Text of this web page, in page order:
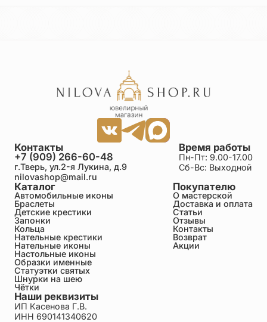
Каталог
Автомобильные иконы
Браслеты
Детские крестики
Запонки
Кольца
Нательные крестики
Нательные иконы
Настольные иконы
Образки именные
Статуэтки святых
Шнурки на шею
Чётки
Покупателю
О мастерской
Доставка и оплата
Статьи
Отзывы
Контакты
Возврат
Акции
Время работы
Пн-Пт: 9.00-17.00
Сб-Вс: Выходной
Контакты
+7 (909) 266-60-48
г.Тверь, ул.2-я Лукина, д.9
nilovashop@mail.ru
Наши реквизиты
ИП Касенова Г.В.
ИНН 690141340620